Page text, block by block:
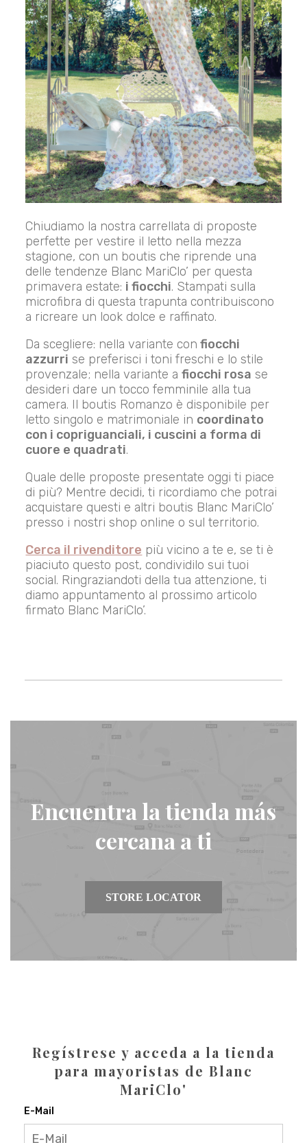
Chiudiamo la nostra carrellata di proposte
perfette per vestire il letto nella mezza
stagione, con un boutis che riprende una
delle tendenze Blanc MariClo’ per questa
primavera estate: i fiocchi. Stampati sulla
microfibra di questa trapunta contribuiscono
a ricreare un look dolce e raffinato.
Da scegliere: nella variante con fiocchi
azzurri se preferisci i toni freschi e lo stile
provenzale; nella variante afiocchi rosa se
desideri dare un tocco femminile alla tua
camera. Il boutis Romanzo è disponibile per
letto singolo e matrimoniale in coordinato
con i copriguanciali, i cuscini a forma di
cuore e quadrati.
Quale delle proposte presentate oggi ti piace
di più? Mentre decidi, ti ricordiamo che potrai
acquistare questi e altri boutis Blanc MariClo’
presso i nostri shop online o sul territorio.
Cerca il rivenditore più vicino a te e, se ti è
piaciuto questo post, condividilo sui tuoi
social. Ringraziandoti della tua attenzione, ti
diamo appuntamento al prossimo articolo
firmato Blanc MariClo’.
Encuentra la tienda más
cercana a ti
STORE LOCATOR
Regístrese y acceda a la tienda
para mayoristas de Blanc
MariClo'
E-Mail